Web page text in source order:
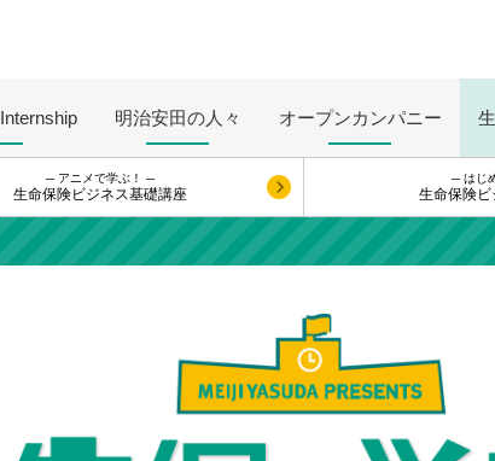
Internship 明治安田の人々 オープンカンパニー
─ アニメで学ぶ！ ─
生命保険ビジネス基礎講座
─ はじ
生命保険